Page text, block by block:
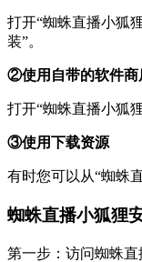
打开“蜘蛛直播小狐
装”。
②使用自带的软件商
打开“蜘蛛直播小狐
③使用下载资源
有时您可以从“蜘蛛
蜘蛛直播小狐狸
第一步：访问蜘蛛